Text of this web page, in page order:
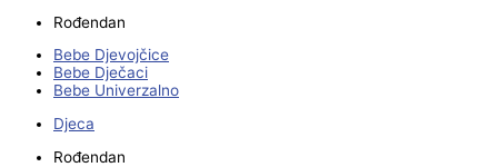
Rođendan
Bebe Djevojčice
Bebe Dječaci
Bebe Univerzalno
Djeca
Rođendan